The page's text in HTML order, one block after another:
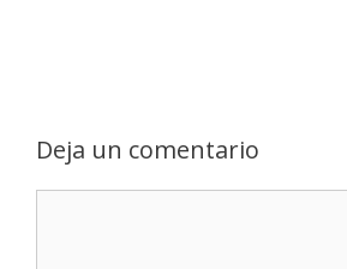
Deja un comentario